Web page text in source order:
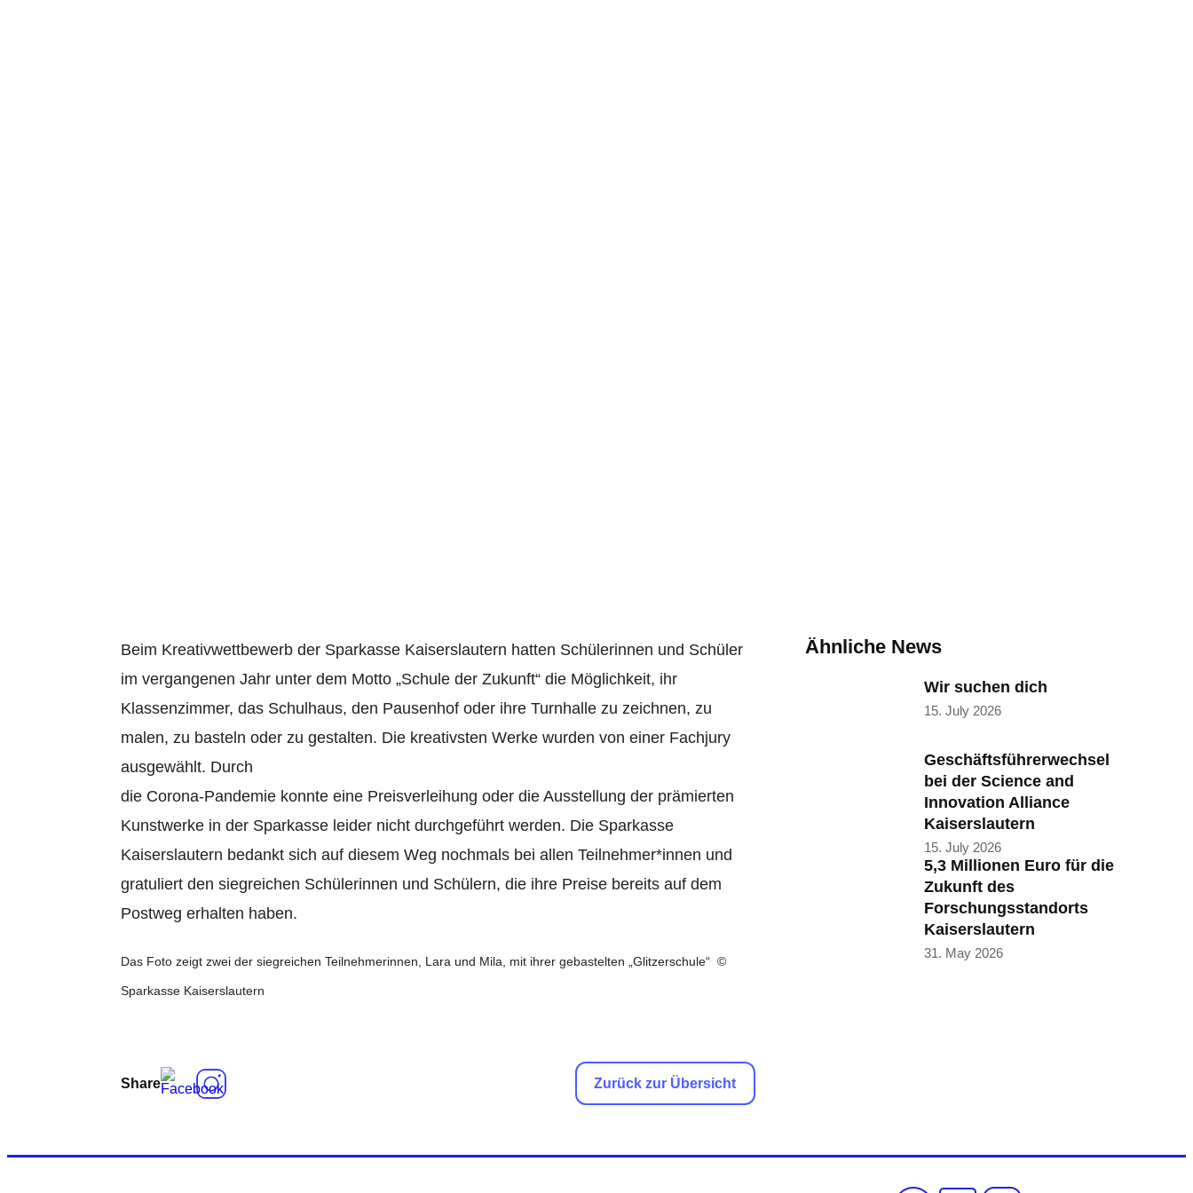
Beim Kreativwettbewerb der Sparkasse Kaiserslautern hatten Schülerinnen und Schüler
im vergangenen Jahr unter dem Motto „Schule der Zukunft“ die Möglichkeit, ihr
Klassenzimmer, das Schulhaus, den Pausenhof oder ihre Turnhalle zu zeichnen, zu
malen, zu basteln oder zu gestalten. Die kreativsten Werke wurden von einer Fachjury
ausgewählt. Durch
die Corona-Pandemie konnte eine Preisverleihung oder die Ausstellung der prämierten
Kunstwerke in der Sparkasse leider nicht durchgeführt werden. Die Sparkasse
Kaiserslautern bedankt sich auf diesem Weg nochmals bei allen Teilnehmer*innen und
gratuliert den siegreichen Schülerinnen und Schülern, die ihre Preise bereits auf dem
Postweg erhalten haben.
Das Foto zeigt zwei der siegreichen Teilnehmerinnen, Lara und Mila, mit ihrer gebastelten „Glitzerschule“ ©
Sparkasse Kaiserslautern
Share Zurück zur Übersicht
Ähnliche News
Wir suchen dich
15. July 2026
Geschäftsführerwechsel
bei der Science and
Innovation Alliance
Kaiserslautern
15. July 2026
5,3 Millionen Euro für die
Zukunft des
Forschungsstandorts
Kaiserslautern
31. May 2026